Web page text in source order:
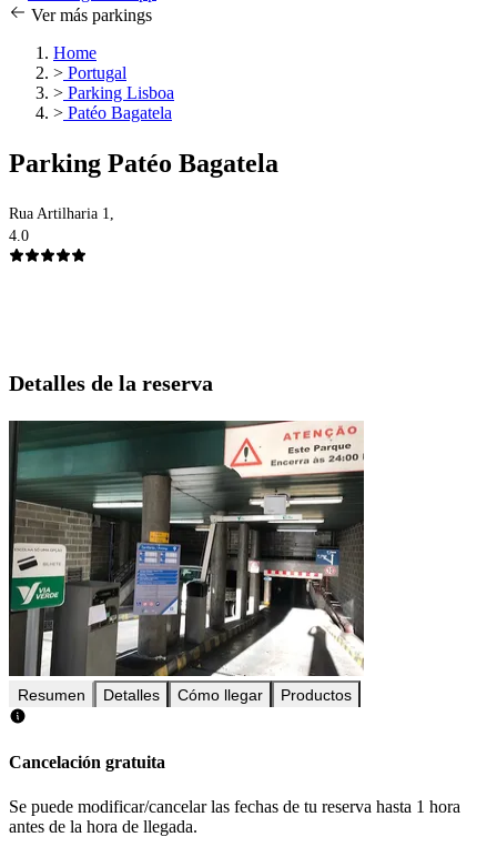
Ver más parkings
Home
> Portugal
> Parking Lisboa
> Patéo Bagatela
Parking Patéo Bagatela
Rua Artilharia 1,
4.0
Detalles de la reserva
Resumen Detalles Cómo llegar Productos
Cancelación gratuita
Se puede modificar/cancelar las fechas de tu reserva hasta 1 hora
antes de la hora de llegada.